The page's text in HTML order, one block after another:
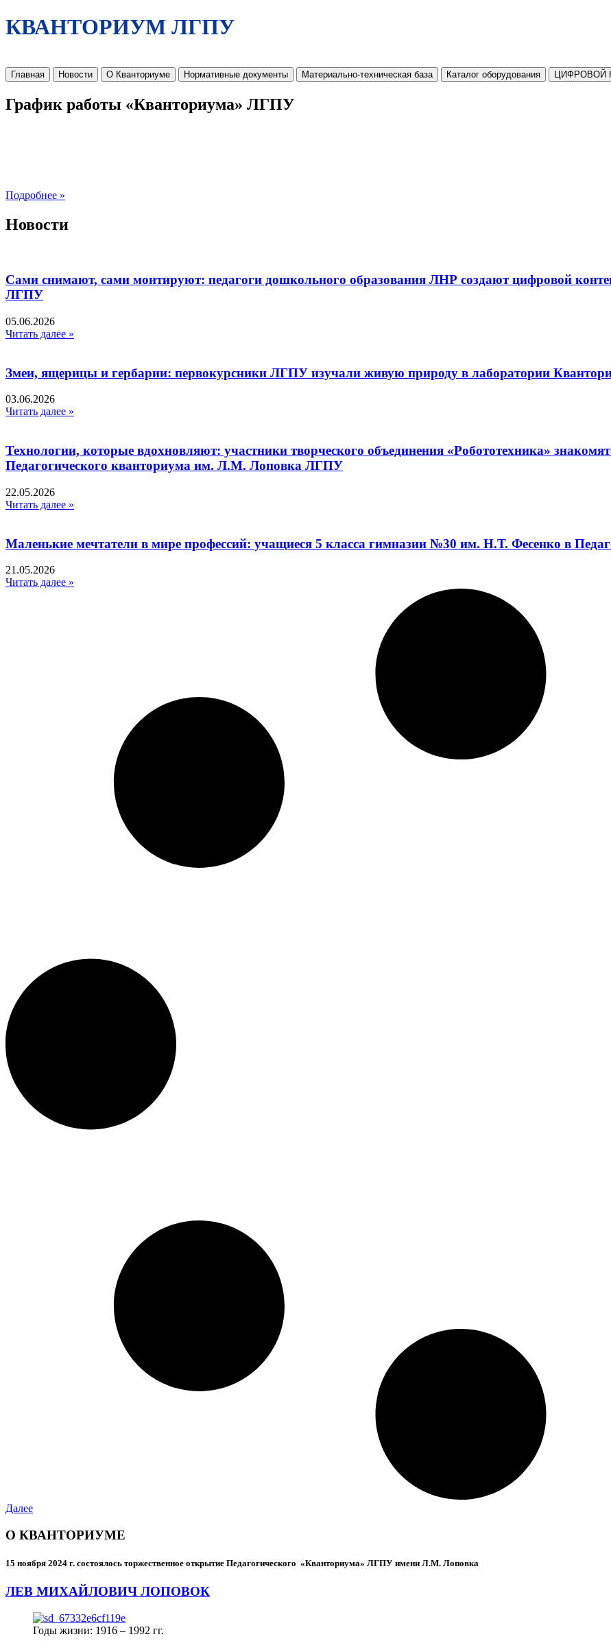
КВАНТОРИУМ ЛГПУ
Главная Новости О Кванториуме Нормативные документы Материально-техническая база Каталог оборудования ЦИФРОВОЙ
График работы «Кванториума» ЛГПУ
Подробнее »
Новости
Сами снимают, сами монтируют: педагоги дошкольного образования ЛНР создают цифровой
ЛГПУ​
05.06.2026
Читать далее »
Змеи, ящерицы и гербарии: первокурсники ЛГПУ изучали живую природу в лаборатории
03.06.2026
Читать далее »
Технологии, которые вдохновляют: участники творческого объединения «Робототехника»
Педагогического кванториума им. Л.М. Лоповка ЛГПУ
22.05.2026
Читать далее »
Маленькие мечтатели в мире профессий: учащиеся 5 класса гимназии №30 им. Н.Т. Фесенко в
21.05.2026
Читать далее »
Далее
О КВАНТОРИУМЕ
15 ноября 2024 г. состоялось торжественное открытие Педагогического «Кванториума» ЛГПУ имени Л.М. Лоповка
ЛЕВ МИХАЙЛОВИЧ ЛОПОВОК
Годы жизни: 1916 – 1992 гг.